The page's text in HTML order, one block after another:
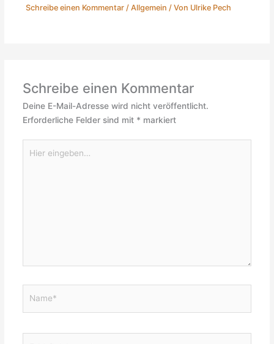
Schreibe einen Kommentar / Allgemein / Von Ulrike Pech
Schreibe einen Kommentar
Deine E-Mail-Adresse wird nicht veröffentlicht.
Erforderliche Felder sind mit * markiert
eingeben…